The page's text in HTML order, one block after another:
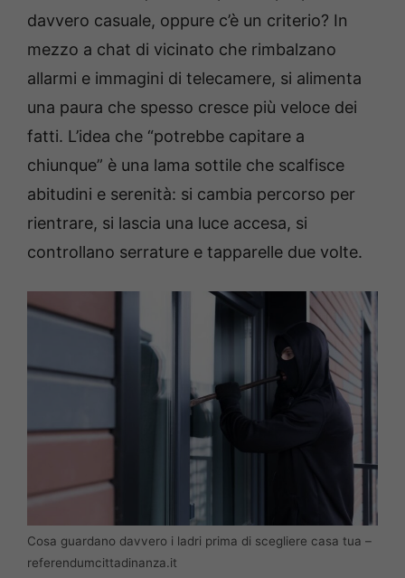
davvero casuale, oppure c’è un criterio? In
mezzo a chat di vicinato che rimbalzano
allarmi e immagini di telecamere, si alimenta
una paura che spesso cresce più veloce dei
fatti. L’idea che “potrebbe capitare a
chiunque” è una lama sottile che scalfisce
abitudini e serenità: si cambia percorso per
rientrare, si lascia una luce accesa, si
controllano serrature e tapparelle due volte.
Cosa guardano davvero i ladri prima di scegliere casa tua –
referendumcittadinanza.it